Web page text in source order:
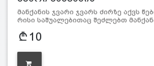
მანქანის ჯვარი ჯვარს ძირზე აქვს
რისი საშუალებითაც შეძლებთ
10